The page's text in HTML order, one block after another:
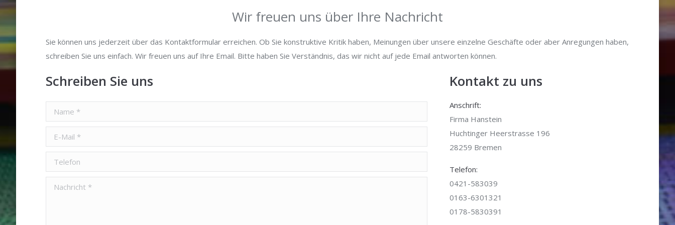
Wir freuen uns über Ihre Nachricht
Sie können uns jederzeit über das Kontaktformular erreichen. Ob Sie konstruktive Kritik haben, Meinungen über unsere einzelne Geschäfte oder aber Anregungen haben,
schreiben Sie uns einfach. Wir freuen uns auf Ihre Email. Bitte haben Sie Verständnis, das wir nicht auf jede Email antworten können.
Schreiben Sie uns
Name *
E-Mail *
Telefon
Nachricht *
Kontakt zu uns
Anschrift:
Firma Hanstein
Huchtinger Heerstrasse 196
28259 Bremen
Telefon:
0421-583039
0163-6301321
0178-5830391